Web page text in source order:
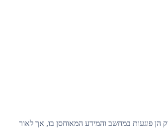
הן פוגעות במחשב והמידע המאוחסן בו, אך לאור